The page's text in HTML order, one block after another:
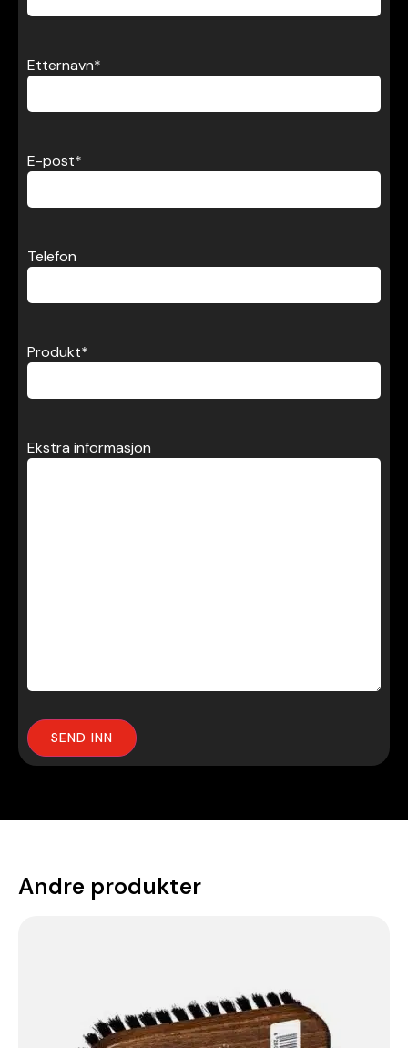
Etternavn*
E-post*
Telefon
Produkt*
Ekstra informasjon
Andre produkter